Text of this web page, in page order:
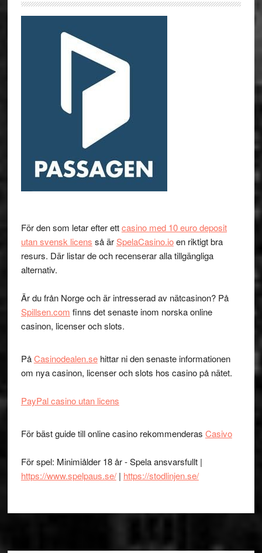
För den som letar efter ettcasino med 10 euro deposit
utan svensk licens så ärSpelaCasino.ioen riktigt bra
resurs. Där listar de och recenserar alla tillgängliga
alternativ.
Är du från Norge och är intresserad av nätcasinon? På
Spillsen.com finns det senaste inom norska online
casinon, licenser och slots.
PåCasinodealen.sehittar ni den senaste informationen
om nya casinon, licenser och slots hos casino på nätet.
PayPal casino utan licens
För bäst guide till online casino rekommenderas Casivo
För spel: Minimiålder 18 år - Spela ansvarsfullt |
https://www.spelpaus.se/| https://stodlinjen.se/